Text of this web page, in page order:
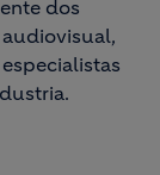
dos